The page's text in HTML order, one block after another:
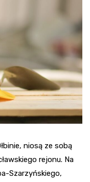
niosą ze sobą
rejonu. Na
Szarzyńskiego,